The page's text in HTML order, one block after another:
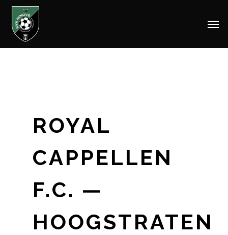
Skip
ROYAL
CAPPELLEN
F.C. —
HOOGSTRATEN